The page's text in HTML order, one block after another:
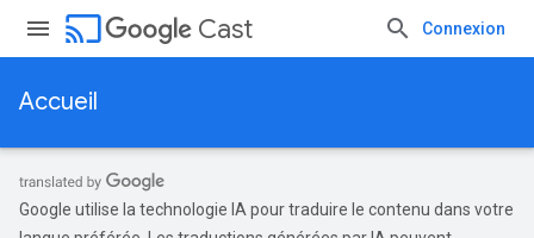
cast Cast Connexion
Accueil
Google utilise la technologie IA pour traduire le contenu dans votre